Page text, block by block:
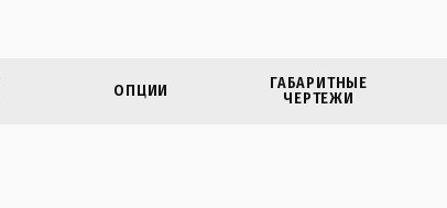
ОПЦИИ
ГАБАРИТНЫЕ
ЧЕРТЕЖИ